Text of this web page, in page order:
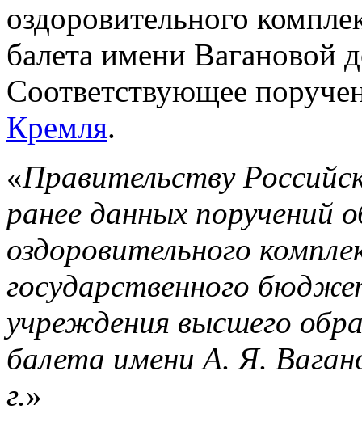
оздоровительного
балета имени Вагановой
Соответствующее
Кремля.
«Правительству
ранее данных поручений
оздоровительного
государственного
учреждения высшего
балета имени А. Я.
г.»